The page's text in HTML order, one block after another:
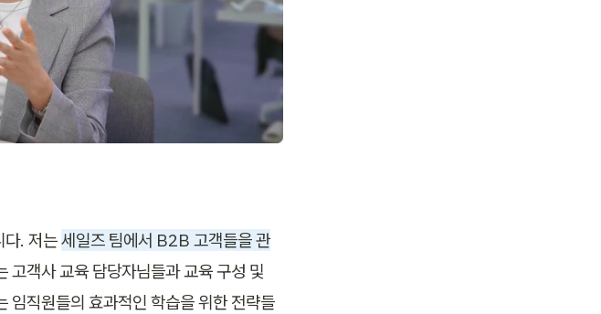
다. 저는 세일즈 팀에서 B2B 고객들을 관
고객사 교육 담당자님들과 교육 구성 및
임직원들의 효과적인 학습을 위한 전략들